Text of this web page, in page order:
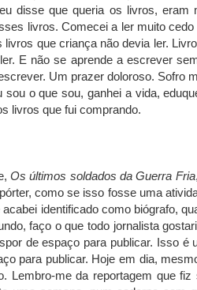
disse que queria os livros,
livros. Comecei a ler muito
que criança não devia ler.
E não se aprende a escrever
Um prazer doloroso. Sofro
sou o que sou, ganhei a vida,
livros que fui comprando.
Os últimos soldados da Guerra Fria
como se isso fosse uma
identificado como biógrafo,
faço o que todo jornalista
de espaço para publicar. Isso
para publicar. Hoje em dia,
Lembro-me da reportagem que